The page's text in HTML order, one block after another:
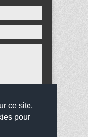
ce site,
pour